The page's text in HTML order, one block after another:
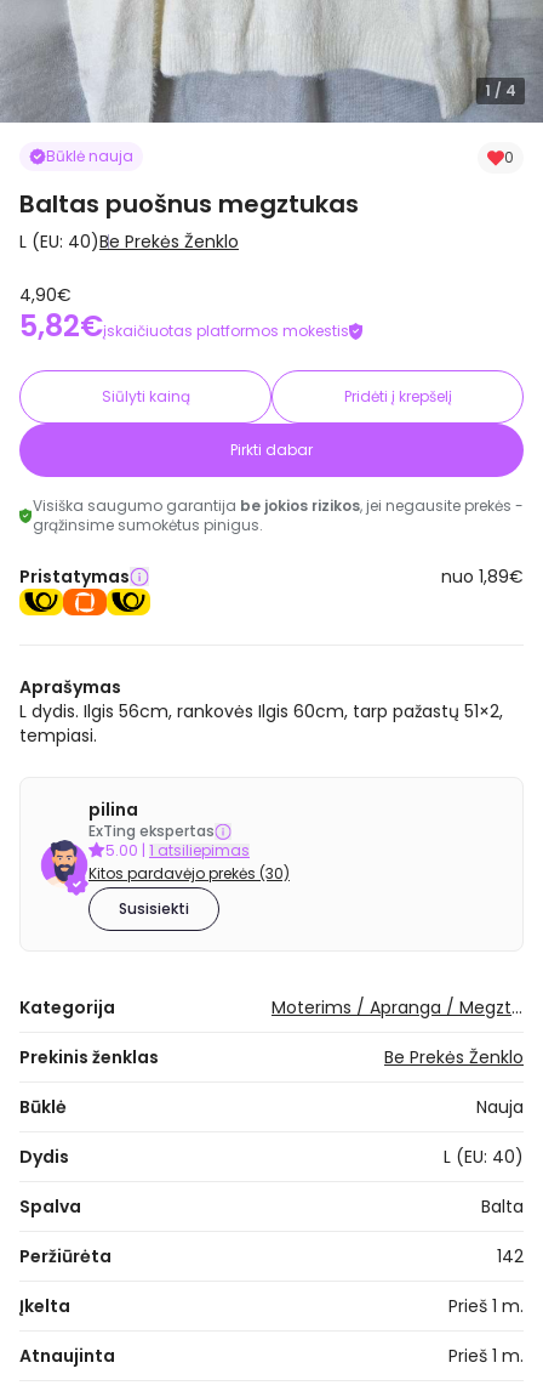
1 / 4
Būklė nauja 0
Baltas puošnus megztukas
L (EU: 40)Be Prekės Ženklo
4,90€
5,82€įskaičiuotas platformos mokestis
Siūlyti kainą Pridėti į krepšelį
Pirkti dabar
Visiška saugumo garantija be jokios rizikos, jei negausite prekės -
grąžinsime sumokėtus pinigus.
Pristatymas nuo 1,89€
Aprašymas
L dydis. Ilgis 56cm, rankovės Ilgis 60cm, tarp pažastų 51×2,
tempiasi.
pilina
ExTing ekspertas
5.00 | 1 atsiliepimas
Kitos pardavėjo prekės (30)
Susisiekti
Kategorija Moterims / Apranga / Megztiniai / Paprasti megztiniai
Prekinis ženklas Be Prekės Ženklo
Būklė Nauja
Dydis L (EU: 40)
Spalva Balta
Peržiūrėta 142
Įkelta Prieš 1 m.
Atnaujinta Prieš 1 m.